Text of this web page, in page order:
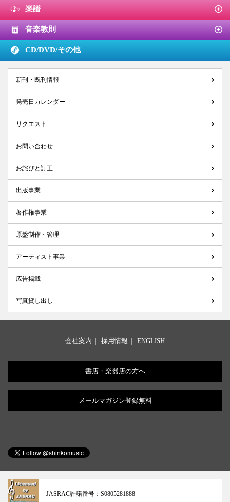
楽譜
音楽教則
CD/DVD/その他
新刊・既刊情報
発売日カレンダー
リクエスト
お問い合わせ
お詫びと訂正
出版事業
著作権事業
原盤制作・管理
アーティスト事業
広告掲載
写真貸し出し
会社案内 | 採用情報 | ENGLISH
書店・楽器店の方へ
メールマガジン登録無料
JASRAC許諾番号： S0805281888